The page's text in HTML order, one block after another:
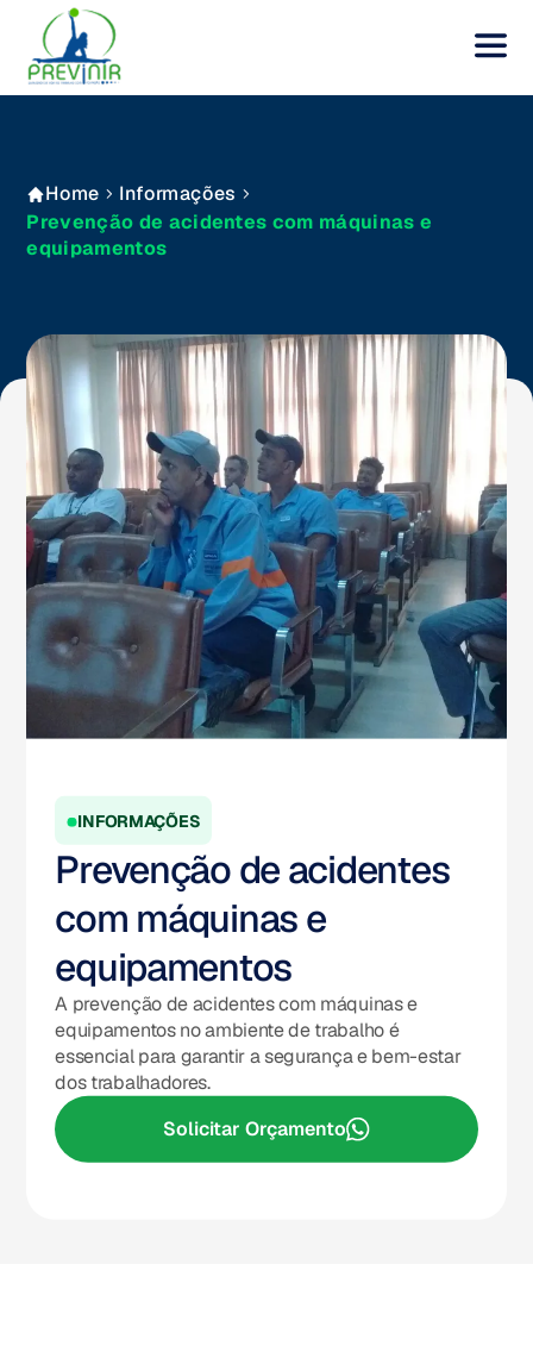
Home
Informações
Prevenção de acidentes com máquinas e
equipamentos
INFORMAÇÕES
Prevenção de acidentes
com máquinas e
equipamentos
A prevenção de acidentes com máquinas e
equipamentos no ambiente de trabalho é
essencial para garantir a segurança e bem-estar
dos trabalhadores.
Solicitar Orçamento